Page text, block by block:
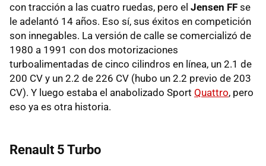
con tracción a las cuatro ruedas, pero el Jensen FF se
le adelantó 14 años. Eso sí, sus éxitos en competición
son innegables. La versión de calle se comercializó de
1980 a 1991 con dos motorizaciones
turboalimentadas de cinco cilindros en línea, un 2.1 de
200 CV y un 2.2 de 226 CV (hubo un 2.2 previo de 203
CV). Y luego estaba el anabolizado Sport Quattro, pero
eso ya es otra historia.
Renault 5 Turbo